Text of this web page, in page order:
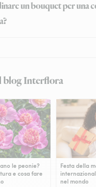
un bouquet per una
Interflora
le peonie?
e cosa fare
Festa della
nel mondo